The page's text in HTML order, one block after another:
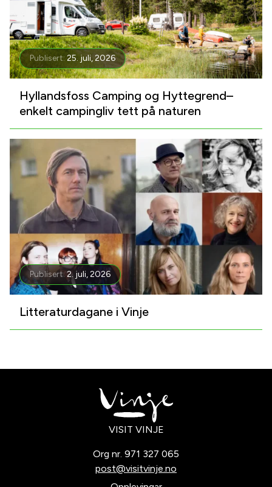
Publisert: 25. juli, 2026
Hyllandsfoss Camping og Hyttegrend–
enkelt campingliv tett på naturen
Publisert:2. juli, 2026
Litteraturdagane i Vinje
VISIT VINJE
Org nr. 971 327 065
post@visitvinje.no